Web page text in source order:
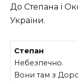
До Степана і
України.
Степан
Небезпечно.
Вони там з